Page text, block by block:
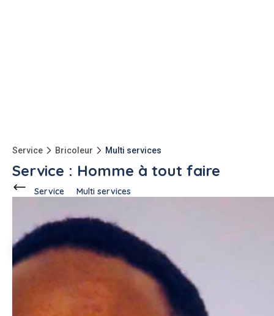
Service Bricoleur Multi services
Service : Homme à tout faire
Service Multi services
Annie T.
5.0
Description de l'annonce